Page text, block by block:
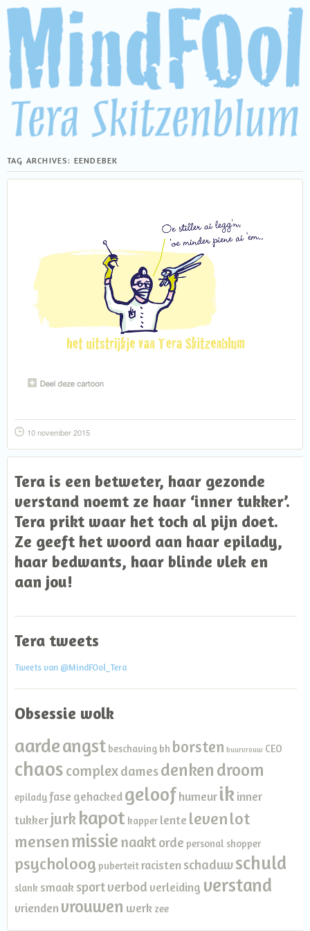
TAG ARCHIVES: EENDEBEK
10 november 2015
Tera is een betweter, haar gezonde
verstand noemt ze haar ‘inner tukker’.
Tera prikt waar het toch al pijn doet.
Ze geeft het woord aan haar epilady,
haar bedwants, haar blinde vlek en
aan jou!
Tera tweets
Tweets van @MindFOol_Tera
Obsessie wolk
aardeangst beschaving bh borsten buurvrouw CEO
chaos complexdamesdenken droom
epiladyfase gehackedgeloofhumeurik inner
tukkerjurk kapot kapper lente levenlot
mensenmissie naaktorde personal shopper
psycholoog puberteitracisten schaduwschuld
slank smaak sportverbod verleiding verstand
vrienden vrouwen werk zee